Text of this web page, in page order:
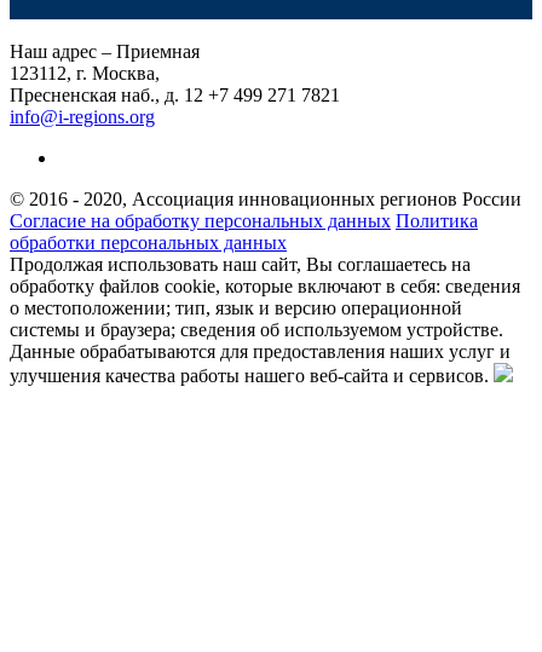
Наш адрес – Приемная
123112, г. Москва,
Пресненская наб., д. 12 +7 499 271 7821
info@i-regions.org
© 2016 - 2020, Ассоциация инновационных регионов России
Согласие на обработку персональных данных Политика
обработки персональных данных
Продолжая использовать наш сайт, Вы соглашаетесь на
обработку файлов cookie, которые включают в себя: сведения
о местоположении; тип, язык и версию операционной
системы и браузера; сведения об используемом устройстве.
Данные обрабатываются для предоставления наших услуг и
улучшения качества работы нашего веб-сайта и сервисов.